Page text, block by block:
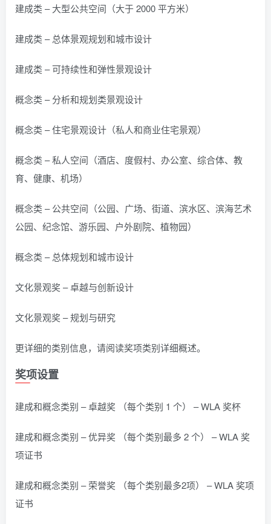
建成类 – 大型公共空间（大于 2000 平方米）
建成类 – 总体景观规划和城市设计
建成类 – 可持续性和弹性景观设计
概念类 – 分析和规划类景观设计
概念类 – 住宅景观设计（私人和商业住宅景观）
概念类 – 私人空间（酒店、度假村、办公室、综合体、教
育、健康、机场）
概念类 – 公共空间（公园、广场、街道、滨水区、滨海艺术
公园、纪念馆、游乐园、户外剧院、植物园）
概念类 – 总体规划和城市设计
文化景观奖 – 卓越与创新设计
文化景观奖 – 规划与研究
更详细的类别信息，请阅读奖项类别详细概述。
奖项设置
建成和概念类别 – 卓越奖 （每个类别 1 个） – WLA 奖杯
建成和概念类别 – 优异奖 （每个类别最多 2 个） – WLA 奖
项证书
建成和概念类别 – 荣誉奖 （每个类别最多2项） – WLA 奖项
证书